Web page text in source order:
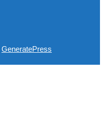
GeneratePress